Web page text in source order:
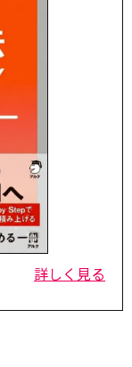
詳しく見る